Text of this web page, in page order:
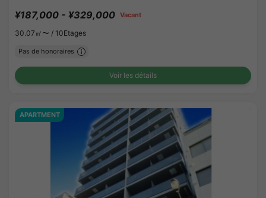
¥187,000 - ¥329,000 Vacant
30.07㎡〜 / 10Etages
Pas de honoraires
Voir les détails
APARTMENT